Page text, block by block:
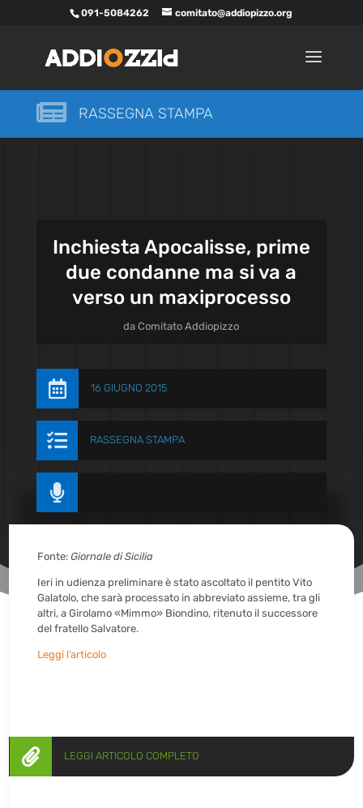
091-5084262 comitato@addiopizzo.org
 RASSEGNA STAMPA
Inchiesta Apocalisse, prime
due condanne ma si va a
verso un maxiprocesso
daComitato Addiopizzo
 16 GIUGNO 2015
 RASSEGNA STAMPA

Fonte:Giornale di Sicilia
Ieri in udienza preliminare è stato ascoltato il pentito Vito
Galatolo, che sarà processato in abbreviato assieme, tra gli
altri, a Girolamo «Mimmo» Biondino, ritenuto il successore
del fratello Salvatore.
Leggi l’articolo
 LEGGI ARTICOLO COMPLETO